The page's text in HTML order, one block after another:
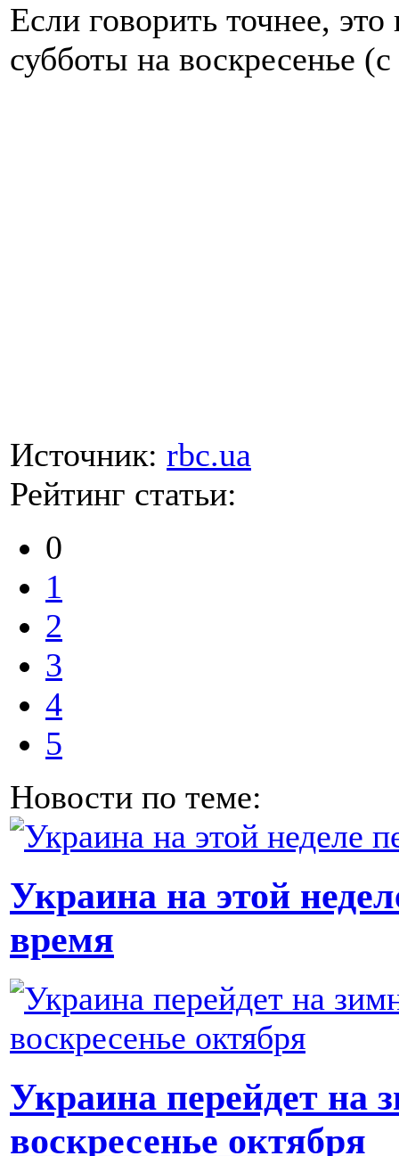
Если говорить точнее,
субботы на воскресенье
Источник: rbc.ua
Рейтинг статьи:
0
1
2
3
4
5
Новости по теме:
Украина на этой
время
Украина перейдет на
воскресенье октября